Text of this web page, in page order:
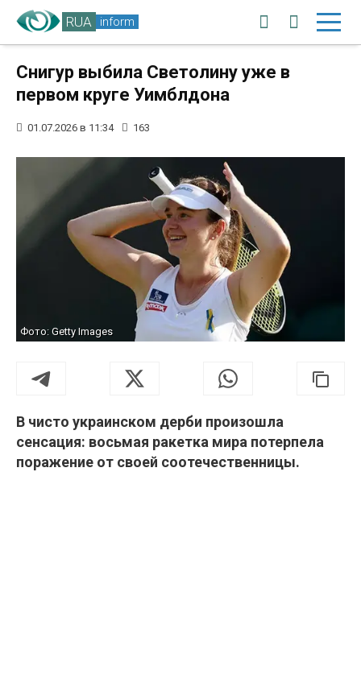
RUA inform
Снигур выбила Светолину уже в
первом круге Уимблдона
01.07.2026 в 11:34 163
Фото: Getty Images
В чисто украинском дерби произошла
сенсация: восьмая ракетка мира потерпела
поражение от своей соотечественницы.